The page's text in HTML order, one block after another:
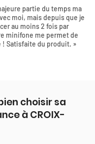
partie du temps ma
moi, mais depuis que je
au moins 2 fois par
minifone me permet de
! Satisfaite du produit. »
choisir sa
à CROIX-